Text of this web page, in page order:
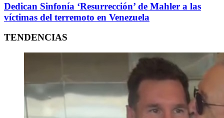
Dedican Sinfonía ‘Resurrección’ de Mahler a las
víctimas del terremoto en Venezuela
TENDENCIAS